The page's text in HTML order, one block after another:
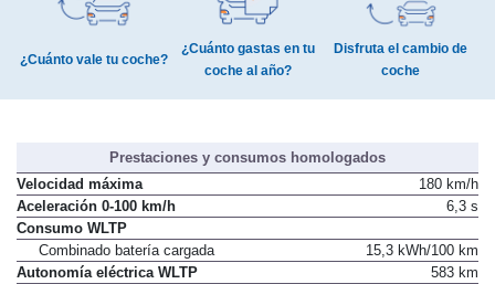
¿Cuánto vale tu coche?
¿Cuánto gastas en tu
coche al año?
Disfruta el cambio de
coche
Prestaciones y consumos homologados
Velocidad máxima
180 km/h
Aceleración 0-100 km/h
6,3 s
Consumo WLTP
Combinado batería cargada
15,3 kWh/100 km
Autonomía eléctrica WLTP
583 km